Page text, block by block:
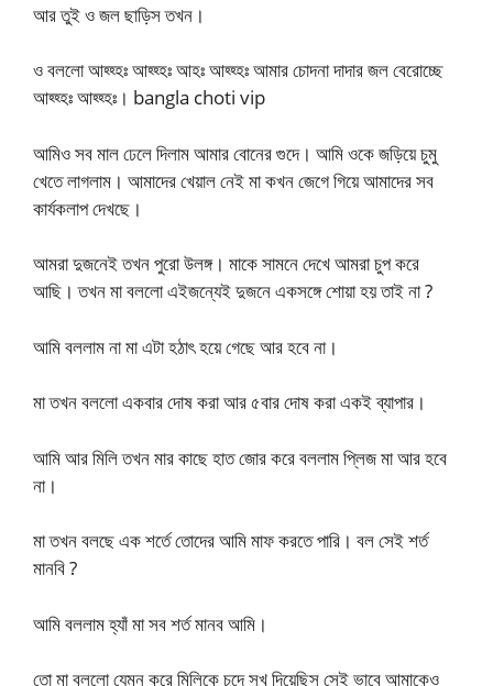
আর তুই ও জল ছাড়িস তখন।
ও বললো আহ্হ্হঃ আহ্হ্হঃ আহঃ আহ্হ্হঃ আমার চোদনা দাদার জল বেরোচ্ছে
আহ্হ্হঃ আহ্হ্হঃ। bangla choti vip
আমিও সব মাল ঢেলে দিলাম আমার বোনের গুদে। আমি ওকে জড়িয়ে চুমু
খেতে লাগলাম। আমাদের খেয়াল নেই মা কখন জেগে গিয়ে আমাদের সব
কার্যকলাপ দেখছে।
আমরা দুজনেই তখন পুরো উলঙ্গ। মাকে সামনে দেখে আমরা চুপ করে
আছি। তখন মা বললো এইজন্যেই দুজনে একসঙ্গে শোয়া হয় তাই না ?
আমি বললাম না মা এটা হঠাৎ হয়ে গেছে আর হবে না।
মা তখন বললো একবার দোষ করা আর ৫বার দোষ করা একই ব্যাপার।
আমি আর মিলি তখন মার কাছে হাত জোর করে বললাম প্লিজ মা আর হবে
না।
মা তখন বলছে এক শর্তে তোদের আমি মাফ করতে পারি। বল সেই শর্ত
মানবি ?
আমি বললাম হ্যাঁ মা সব শর্ত মানব আমি।
তো মা বললো যেমন করে মিলিকে চুদে সুখ দিয়েছিস সেই ভাবে আমাকেও